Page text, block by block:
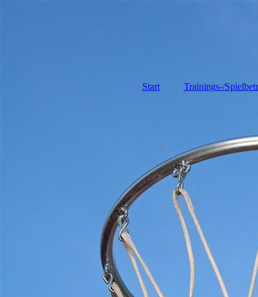
Start Trainings-/
Ergebnisse
Trainingszeiten
Schiedsrichter
Kampfgericht
Heimspiele
Minibasketball/
Grundschulliga